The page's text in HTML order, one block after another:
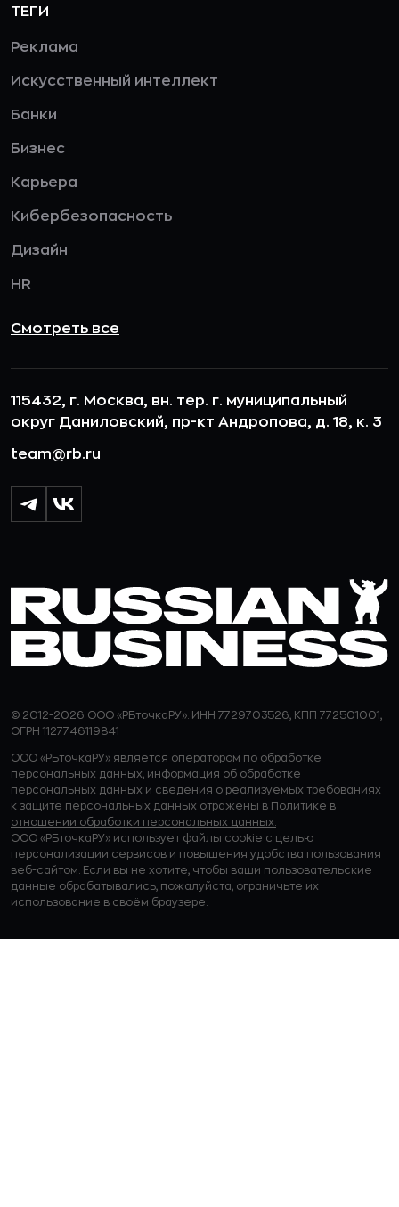
ТЕГИ
Реклама
Искусственный интеллект
Банки
Бизнес
Карьера
Кибербезопасность
Дизайн
HR
Смотреть все
115432, г. Москва, вн. тер. г. муниципальный
округ Даниловский, пр-кт Андропова, д. 18, к. 3
team@rb.ru
© 2012-2026 ООО «РБточкаРУ». ИНН 7729703526, КПП 772501001,
ОГРН 1127746119841
ООО «РБточкаРУ» является оператором по обработке
персональных данных, информация об обработке
персональных данных и сведения о реализуемых требованиях
к защите персональных данных отражены в
Политике в
отношении обработки персональных данных.
ООО «РБточкаРУ» использует файлы cookie с целью
персонализации сервисов и повышения удобства пользования
веб-сайтом. Если вы не хотите, чтобы ваши пользовательские
данные обрабатывались, пожалуйста, ограничьте их
использование в своём браузере.